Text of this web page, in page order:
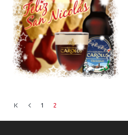
1 2